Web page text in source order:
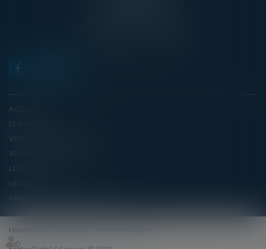
ACCUEIL
LE CABINET
VOUS ÊTES UN PARTICULIER
VOUS ÊTES UN EMPLOYEUR
LES ACTUS
URGENCE
CONTACT POUR UN RENDEZ-VOUS
Honoraires